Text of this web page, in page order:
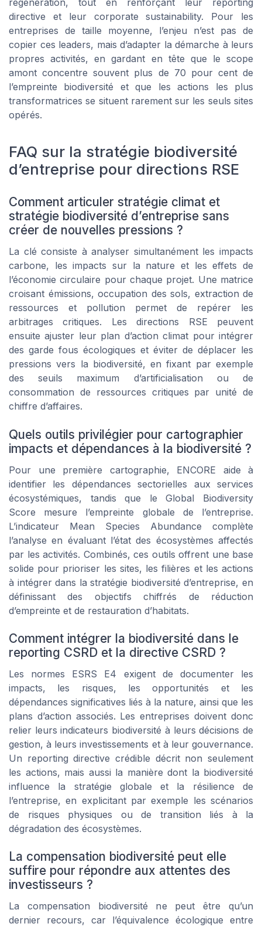
régénération, tout en renforçant leur reporting
directive et leur corporate sustainability. Pour les
entreprises de taille moyenne, l’enjeu n’est pas de
copier ces leaders, mais d’adapter la démarche à leurs
propres activités, en gardant en tête que le scope
amont concentre souvent plus de 70 pour cent de
l’empreinte biodiversité et que les actions les plus
transformatrices se situent rarement sur les seuls sites
opérés.
FAQ sur la stratégie biodiversité
d’entreprise pour directions RSE
Comment articuler stratégie climat et
stratégie biodiversité d’entreprise sans
créer de nouvelles pressions ?
La clé consiste à analyser simultanément les impacts
carbone, les impacts sur la nature et les effets de
l’économie circulaire pour chaque projet. Une matrice
croisant émissions, occupation des sols, extraction de
ressources et pollution permet de repérer les
arbitrages critiques. Les directions RSE peuvent
ensuite ajuster leur plan d’action climat pour intégrer
des garde fous écologiques et éviter de déplacer les
pressions vers la biodiversité, en fixant par exemple
des seuils maximum d’artificialisation ou de
consommation de ressources critiques par unité de
chiffre d’affaires.
Quels outils privilégier pour cartographier
impacts et dépendances à la biodiversité ?
Pour une première cartographie, ENCORE aide à
identifier les dépendances sectorielles aux services
écosystémiques, tandis que le Global Biodiversity
Score mesure l’empreinte globale de l’entreprise.
L’indicateur Mean Species Abundance complète
l’analyse en évaluant l’état des écosystèmes affectés
par les activités. Combinés, ces outils offrent une base
solide pour prioriser les sites, les filières et les actions
à intégrer dans la stratégie biodiversité d’entreprise, en
définissant des objectifs chiffrés de réduction
d’empreinte et de restauration d’habitats.
Comment intégrer la biodiversité dans le
reporting CSRD et la directive CSRD ?
Les normes ESRS E4 exigent de documenter les
impacts, les risques, les opportunités et les
dépendances significatives liés à la nature, ainsi que les
plans d’action associés. Les entreprises doivent donc
relier leurs indicateurs biodiversité à leurs décisions de
gestion, à leurs investissements et à leur gouvernance.
Un reporting directive crédible décrit non seulement
les actions, mais aussi la manière dont la biodiversité
influence la stratégie globale et la résilience de
l’entreprise, en explicitant par exemple les scénarios
de risques physiques ou de transition liés à la
dégradation des écosystèmes.
La compensation biodiversité peut elle
suffire pour répondre aux attentes des
investisseurs ?
La compensation biodiversité ne peut être qu’un
dernier recours, car l’équivalence écologique entre